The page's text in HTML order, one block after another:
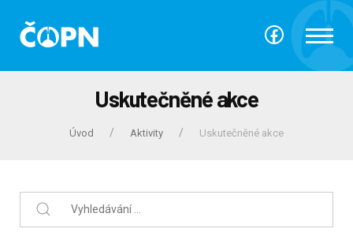
Uskutečněné akce
Úvod Aktivity Uskutečněné akce